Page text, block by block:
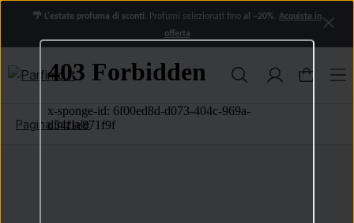
🌴 L'estate profuma di sconti. Profumi selezionati fino al −20%. Acquista in
offerta
Pagina iniziale